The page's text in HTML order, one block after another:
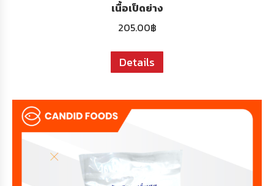
เนื้อเป็ดย่าง
205.00฿
Details